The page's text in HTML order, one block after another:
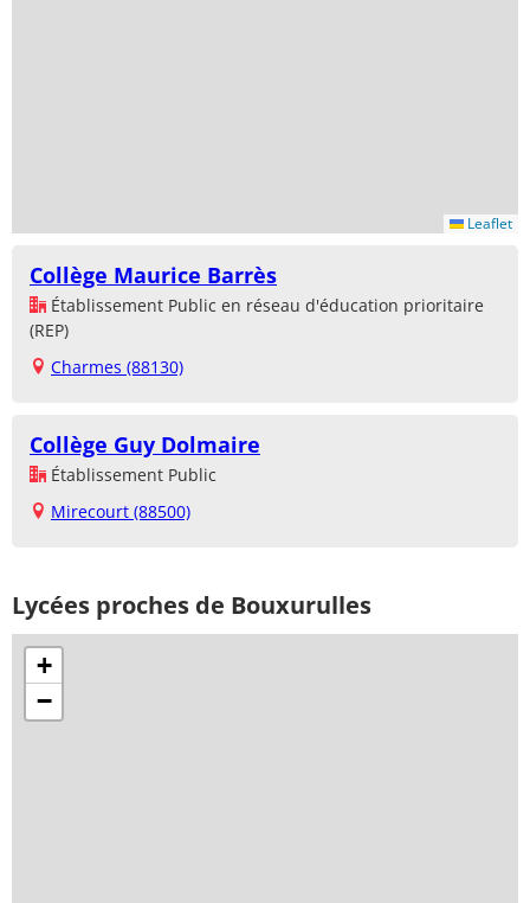
Leaflet
Collège Maurice Barrès
Établissement Public en réseau d'éducation prioritaire
(REP)
Charmes (88130)
Collège Guy Dolmaire
Établissement Public
Mirecourt (88500)
Lycées proches de Bouxurulles
+
−